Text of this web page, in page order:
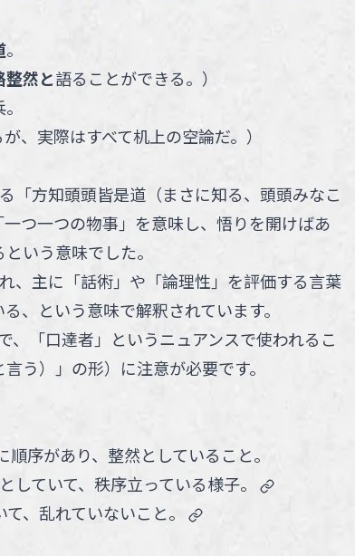
。
整然と語ることができる。 ）
、実際はすべて机上の空論だ。 ）
「方知頭頭皆是道（まさに知る、頭頭みなこ
つ一つの物事」を意味し、悟りを開けばあ
いう意味でした。
、主に「話術」や「論理性」を評価する言葉
、という意味で解釈されています。
、「口達者」というニュアンスで使われるこ
う）」の形）に注意が必要です。
順序があり、整然としていること。
していて、秩序立っている様子。
link
、乱れていないこと。
link